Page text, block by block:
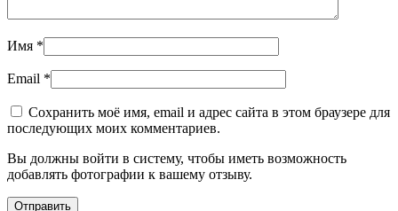
Имя *
Email *
Сохранить моё имя, email и адрес сайта в этом браузере для
последующих моих комментариев.
Вы должны войти в систему, чтобы иметь возможность
добавлять фотографии к вашему отзыву.